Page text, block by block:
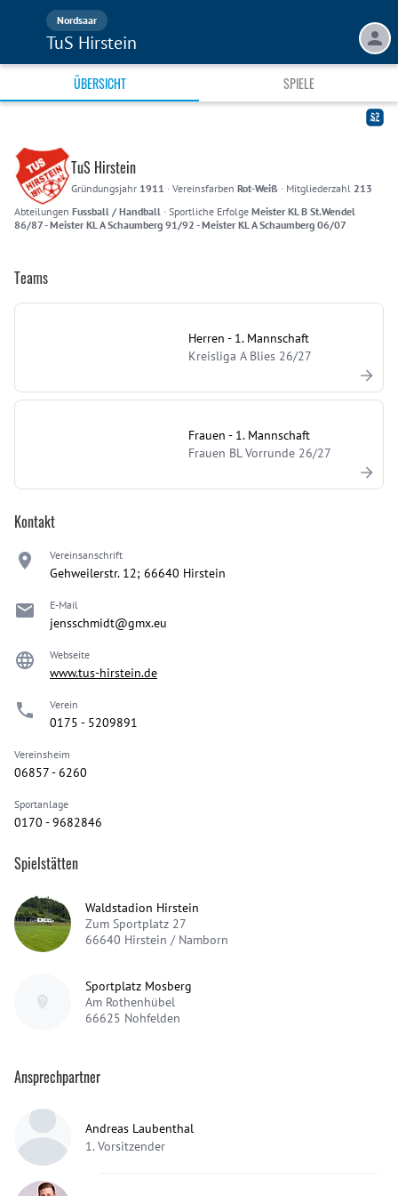
Nordsaar
TuS Hirstein
ÜBERSICHT SPIELE
TuS Hirstein
Gründungsjahr 1911 · Vereinsfarben Rot-Weiß · Mitgliederzahl 213
Abteilungen Fussball / Handball · Sportliche Erfolge Meister KL B St.Wendel
86/87 - Meister KL A Schaumberg 91/92 - Meister KL A Schaumberg 06/07
Teams
Herren - 1. Mannschaft
Kreisliga A Blies 26/27
Frauen - 1. Mannschaft
Frauen BL Vorrunde 26/27
Kontakt
Vereinsanschrift
Gehweilerstr. 12; 66640 Hirstein
E-Mail
jensschmidt@gmx.eu
Webseite
www.tus-hirstein.de
Verein
0175 - 5209891
Vereinsheim
06857 - 6260
Sportanlage
0170 - 9682846
Spielstätten
Waldstadion Hirstein
Zum Sportplatz 27
66640 Hirstein / Namborn
Sportplatz Mosberg
Am Rothenhübel
66625 Nohfelden
Ansprechpartner
Andreas Laubenthal
1. Vorsitzender